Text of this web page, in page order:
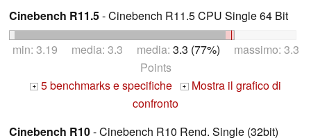
Cinebench R11.5- Cinebench R11.5 CPU Single 64 Bit
min: 3.19 media: 3.3 media: 3.3 (77%) massimo: 3.3
Points
+ 5 benchmarks e specifiche + Mostra il grafico di
confronto
Cinebench R10- Cinebench R10 Rend. Single (32bit)